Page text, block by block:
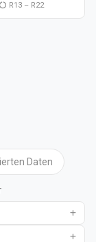
R13 – R22
Daten